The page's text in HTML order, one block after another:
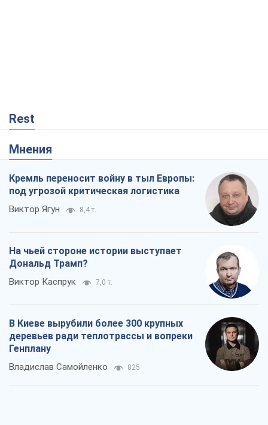
Rest
Мнения
Кремль переносит войну в тыл Европы:
под угрозой критическая логистика
Виктор Ягун 8,4 т.
На чьей стороне истории выступает
Дональд Трамп?
Виктор Каспрук 7,0 т.
В Киеве вырубили более 300 крупных
деревьев ради теплотрассы и вопреки
Генплану
Владислав Самойленко 825